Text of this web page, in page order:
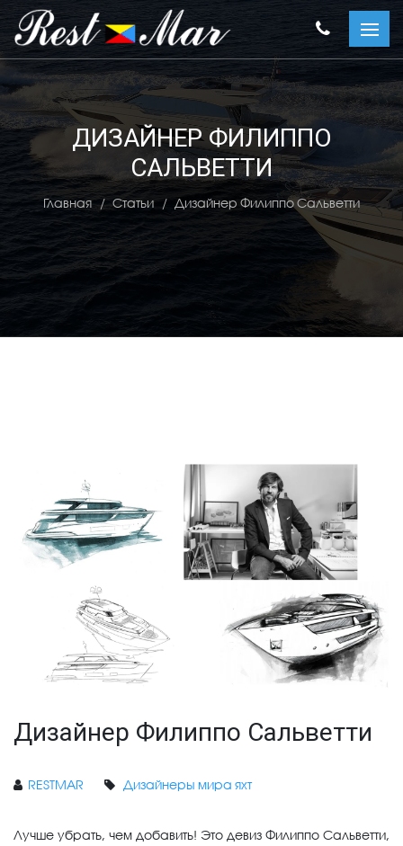
ДИЗАЙНЕР ФИЛИППО
САЛЬВЕТТИ
Главная Статьи Дизайнер Филиппо Сальветти
Дизайнер Филиппо Сальветти
RESTMAR Дизайнеры мира яхт
Лучше убрать, чем добавить! Это девиз Филиппо Сальветти,